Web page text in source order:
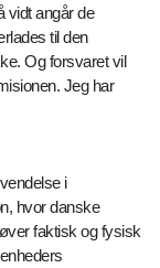
vidt angår de
til den
Og forsvaret vil
Jeg har
i
hvor danske
faktisk og fysisk